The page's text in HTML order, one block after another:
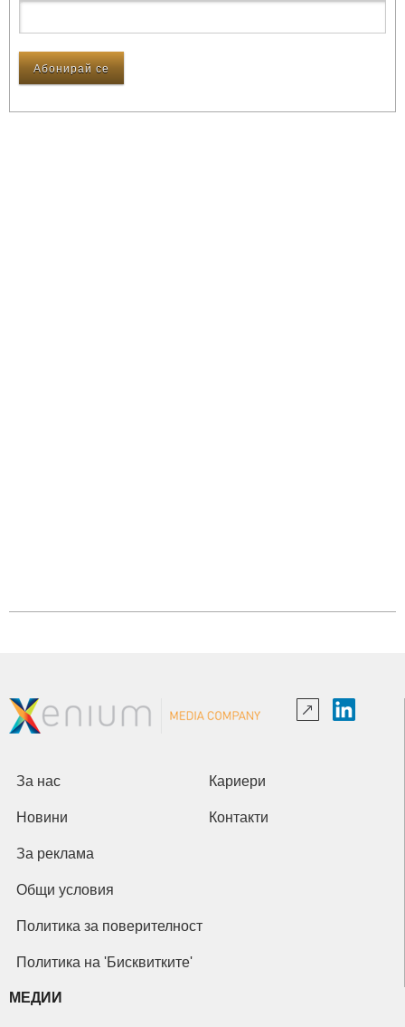
За нас Кариери
Новини Контакти
За реклама
Общи условия
Политика за поверителност
Политика на 'Бисквитките'
МЕДИИ